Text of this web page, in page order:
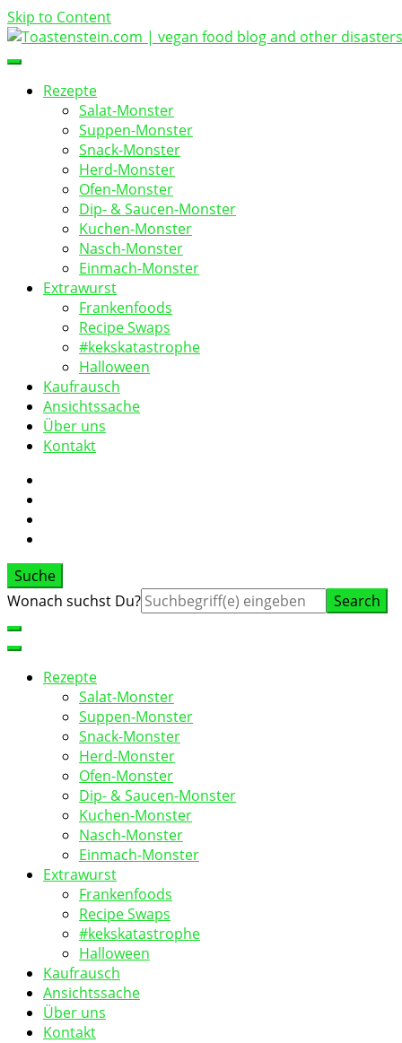
Skip to Content
Toastenstein.com
vegan food blog
Rezepte
Salat-Monster
Suppen-Monster
Snack-Monster
Herd-Monster
Ofen-Monster
Dip- & Saucen-Monster
Kuchen-Monster
Nasch-Monster
Einmach-Monster
Extrawurst
Frankenfoods
Recipe Swaps
#kekskatastrophe
Halloween
Kaufrausch
Ansichtssache
Über uns
Kontakt
Suche
Suche
Wonach suchst Du?
Rezepte
Salat-Monster
Suppen-Monster
Snack-Monster
Herd-Monster
Ofen-Monster
Dip- & Saucen-Monster
Kuchen-Monster
Nasch-Monster
Einmach-Monster
Extrawurst
Frankenfoods
Recipe Swaps
#kekskatastrophe
Halloween
Kaufrausch
Ansichtssache
Über uns
Kontakt